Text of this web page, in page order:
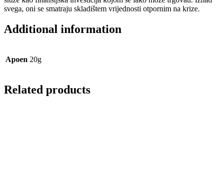
svega, oni se smatraju skladištem vrijednosti otpornim na krize.
Additional information
Apoen 20g
Related products